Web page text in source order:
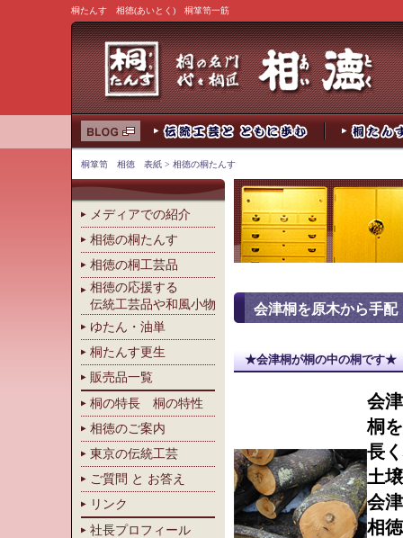
桐たんす 相徳(あいとく) 桐箪笥一筋
桐箪笥 相徳 表紙 > 相徳の桐たんす
メディアでの紹介
相徳の桐たんす
相徳の桐工芸品
相徳の応援する
伝統工芸品や和風小物
ゆたん・油単
桐たんす更生
販売品一覧
桐の特長 桐の特性
相徳のご案内
東京の伝統工芸
ご質問 と お答え
リンク
社長プロフィール
会津桐を原木から手配
★会津桐が桐の中の桐です★
会
桐
長
土
会
相